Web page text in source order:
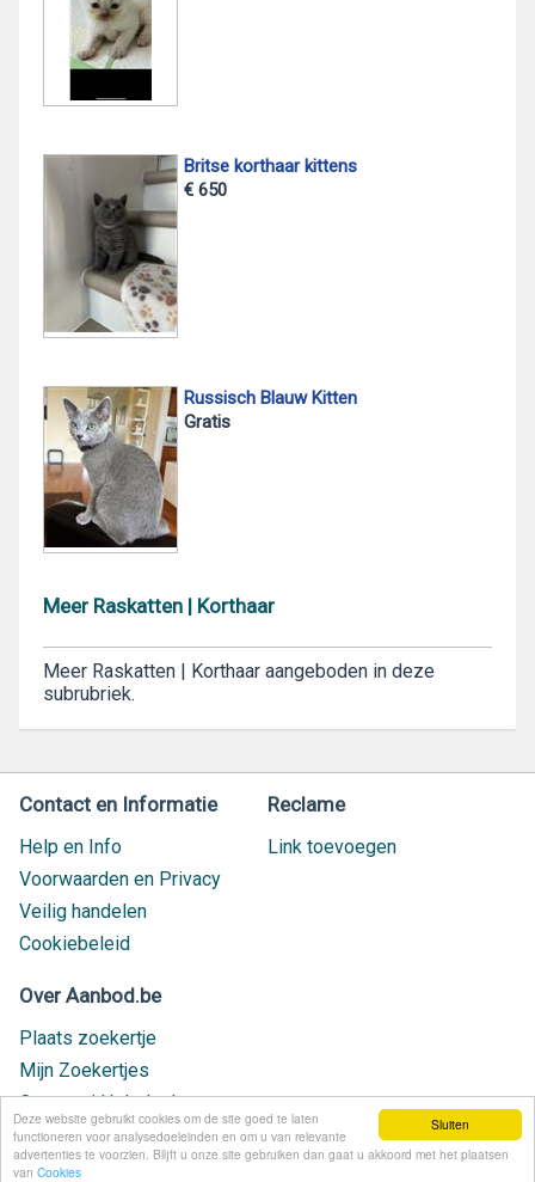
Sluiten
Deze website gebruikt cookies om de site goed te laten
functioneren voor analysedoeleinden en om u van relevante
advertenties te voorzien. Blijft u onze site gebruiken dan gaat u akkoord met het plaatsen
van Cookies
Britse korthaar kittens
€ 650
Russisch Blauw Kitten
Gratis
Meer Raskatten | Korthaar
Meer Raskatten | Korthaar aangeboden in deze
subrubriek.
Contact en Informatie
Help en Info
Voorwaarden en Privacy
Veilig handelen
Cookiebeleid
Reclame
Link toevoegen
Over Aanbod.be
Plaats zoekertje
Mijn Zoekertjes
Contact / Helpdesk
Nieuw geplaatst